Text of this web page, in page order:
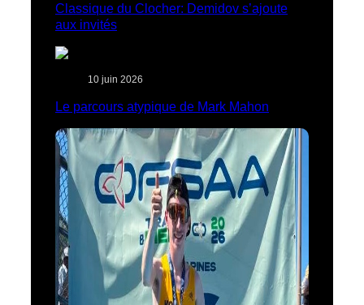
Classique du Clocher: Demidov s’ajoute
aux invités
10 juin 2026
Le parcours atypique de Mark Mahon